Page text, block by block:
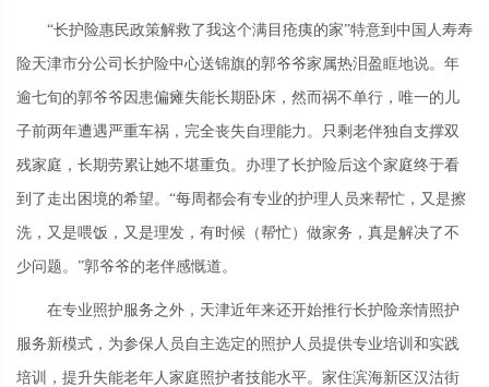
“长护险惠民政策解救了我这个满目疮痍的家”特意到中国人寿寿
险天津市分公司长护险中心送锦旗的郭爷爷家属热泪盈眶地说。年
逾七旬的郭爷爷因患偏瘫失能长期卧床，然而祸不单行，唯一的儿
子前两年遭遇严重车祸，完全丧失自理能力。只剩老伴独自支撑双
残家庭，长期劳累让她不堪重负。办理了长护险后这个家庭终于看
到了走出困境的希望。“每周都会有专业的护理人员来帮忙，又是擦
洗，又是喂饭，又是理发，有时候（帮忙）做家务，真是解决了不
少问题。”郭爷爷的老伴感慨道。
在专业照护服务之外，天津近年来还开始推行长护险亲情照护
服务新模式，为参保人员自主选定的照护人员提供专业培训和实践
培训，提升失能老年人家庭照护者技能水平。家住滨海新区汉沽街